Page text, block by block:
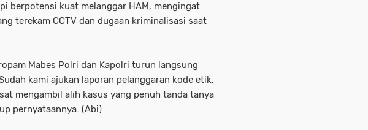
berpotensi kuat melanggar HAM, mengingat
terekam CCTV dan dugaan kriminalisasi saat
Mabes Polri dan Kapolri turun langsung
kami ajukan laporan pelanggaran kode etik,
mengambil alih kasus yang penuh tanda tanya
pernyataannya. (Abi)